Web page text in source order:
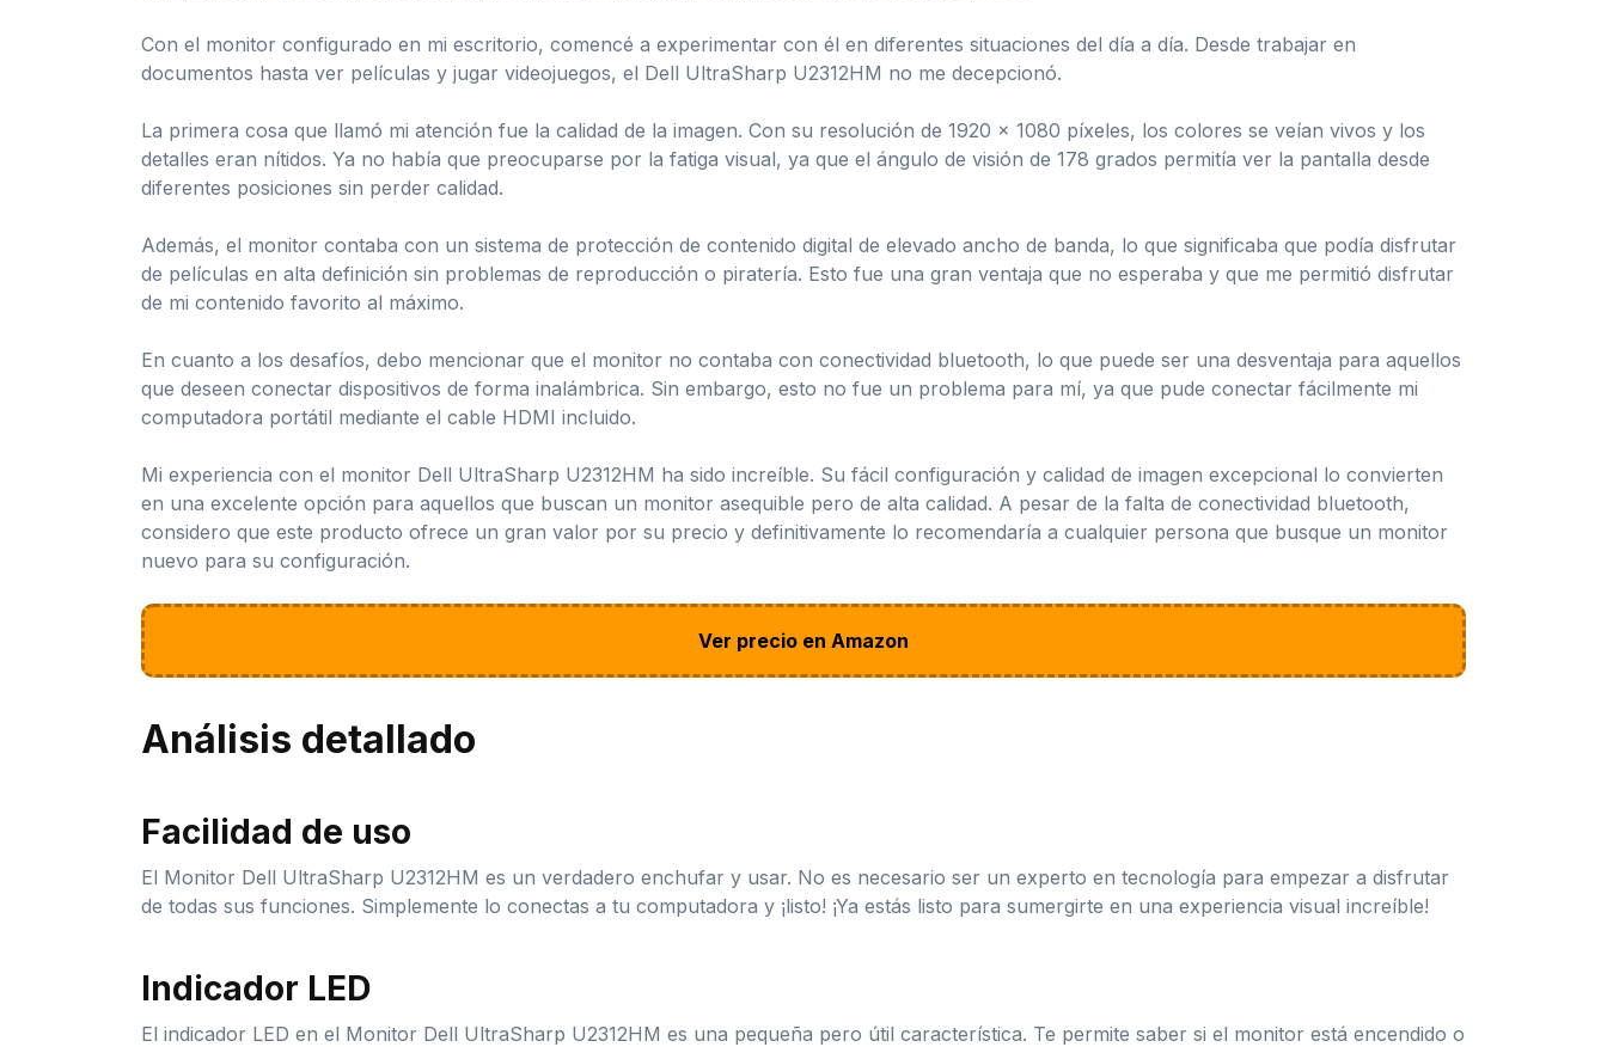
Con el monitor configurado en mi escritorio, comencé a experimentar con él en diferentes situaciones del día a día. Desde trabajar en
documentos hasta ver películas y jugar videojuegos, el Dell UltraSharp U2312HM no me decepcionó.
La primera cosa que llamó mi atención fue la calidad de la imagen. Con su resolución de 1920 x 1080 píxeles, los colores se veían vivos y los
detalles eran nítidos. Ya no había que preocuparse por la fatiga visual, ya que el ángulo de visión de 178 grados permitía ver la pantalla desde
diferentes posiciones sin perder calidad.
Además, el monitor contaba con un sistema de protección de contenido digital de elevado ancho de banda, lo que significaba que podía disfrutar
de películas en alta definición sin problemas de reproducción o piratería. Esto fue una gran ventaja que no esperaba y que me permitió disfrutar
de mi contenido favorito al máximo.
En cuanto a los desafíos, debo mencionar que el monitor no contaba con conectividad bluetooth, lo que puede ser una desventaja para aquellos
que deseen conectar dispositivos de forma inalámbrica. Sin embargo, esto no fue un problema para mí, ya que pude conectar fácilmente mi
computadora portátil mediante el cable HDMI incluido.
Mi experiencia con el monitor Dell UltraSharp U2312HM ha sido increíble. Su fácil configuración y calidad de imagen excepcional lo convierten
en una excelente opción para aquellos que buscan un monitor asequible pero de alta calidad. A pesar de la falta de conectividad bluetooth,
considero que este producto ofrece un gran valor por su precio y definitivamente lo recomendaría a cualquier persona que busque un monitor
nuevo para su configuración.
Ver precio en Amazon
Análisis detallado
Facilidad de uso
El Monitor Dell UltraSharp U2312HM es un verdadero enchufar y usar. No es necesario ser un experto en tecnología para empezar a disfrutar
de todas sus funciones. Simplemente lo conectas a tu computadora y ¡listo! ¡Ya estás listo para sumergirte en una experiencia visual increíble!
Indicador LED
El indicador LED en el Monitor Dell UltraSharp U2312HM es una pequeña pero útil característica. Te permite saber si el monitor está encendido o